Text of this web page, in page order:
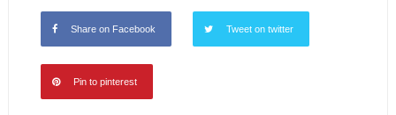
Share on Facebook Tweet on twitter
Pin to pinterest